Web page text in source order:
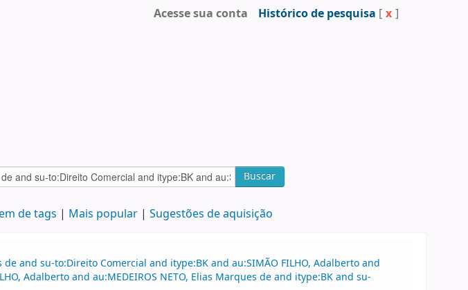
Acesse sua conta Histórico de pesquisa [ x ]
Buscar
de tags Mais popular Sugestões de aquisição
and su-to:Direito Comercial and itype:BK and au:SIMÃO FILHO, Adalberto and
Adalberto and au:MEDEIROS NETO, Elias Marques de and itype:BK and su-